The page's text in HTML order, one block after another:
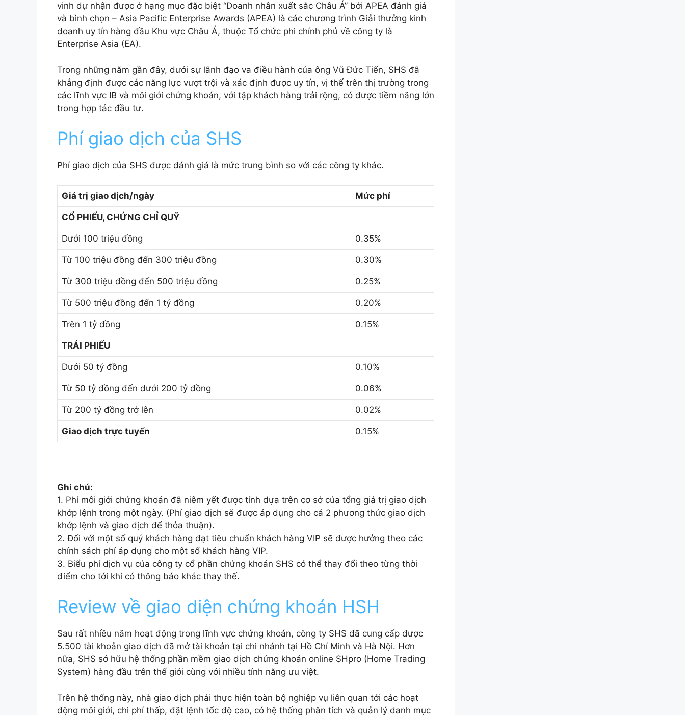
vinh dự nhận được ở hạng mục đặc biệt “Doanh nhân xuất sắc Châu Á” bởi APEA đánh giá
và bình chọn – Asia Pacific Enterprise Awards (APEA) là các chương trình Giải thưởng kinh
doanh uy tín hàng đầu Khu vực Châu Á, thuộc Tổ chức phi chính phủ về công ty là
Enterprise Asia (EA).
Trong những năm gần đây, dưới sự lãnh đạo va điều hành của ông Vũ Đức Tiến, SHS đã
khẳng định được các năng lực vượt trội và xác định được uy tín, vị thế trên thị trường trong
các lĩnh vực IB và môi giới chứng khoán, với tập khách hàng trải rộng, có được tiềm năng lớn
trong hợp tác đầu tư.
Phí giao dịch của SHS
Phí giao dịch của SHS được đánh giá là mức trung bình so với các công ty khác.
Giá trị giao dịch/ngày Mức phí
CỔ PHIẾU, CHỨNG CHỈ QUỸ
Dưới 100 triệu đồng 0.35%
Từ 100 triệu đồng đến 300 triệu đồng 0.30%
Từ 300 triệu đồng đến 500 triệu đồng 0.25%
Từ 500 triệu đồng đến 1 tỷ đồng 0.20%
Trên 1 tỷ đồng 0.15%
TRÁI PHIẾU
Dưới 50 tỷ đồng 0.10%
Từ 50 tỷ đồng đến dưới 200 tỷ đồng 0.06%
Từ 200 tỷ đồng trở lên 0.02%
Giao dịch trực tuyến 0.15%
Ghi chú:
1. Phí môi giới chứng khoán đã niêm yết được tính dựa trên cơ sở của tổng giá trị giao dịch
khớp lệnh trong một ngày. (Phí giao dịch sẽ được áp dụng cho cả 2 phương thức giao dịch
khớp lệnh và giao dịch để thỏa thuận).
2. Đối với một số quý khách hàng đạt tiêu chuẩn khách hàng VIP sẽ được hưởng theo các
chính sách phí áp dụng cho một số khách hàng VIP.
3. Biểu phí dịch vụ của công ty cổ phần chứng khoán SHS có thể thay đổi theo từng thời
điểm cho tới khi có thông báo khác thay thế.
Review về giao diện chứng khoán HSH
Sau rất nhiều năm hoạt động trong lĩnh vực chứng khoán, công ty SHS đã cung cấp được
5.500 tài khoản giao dịch đã mở tài khoản tại chi nhánh tại Hồ Chí Minh và Hà Nội. Hơn
nữa, SHS sở hữu hệ thống phần mềm giao dịch chứng khoán online SHpro (Home Trading
System) hàng đầu trên thế giới cùng với nhiều tính năng ưu việt.
Trên hệ thống này, nhà giao dịch phải thực hiện toàn bộ nghiệp vụ liên quan tới các hoạt
động môi giới, chi phí thấp, đặt lệnh tốc độ cao, có hệ thống phân tích và quản lý danh mục